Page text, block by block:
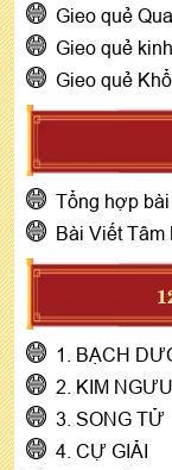
Gieo quẻ
Gieo quẻ
Gieo quẻ
Tổng hợp
Bài Viết Tâm
1. BẠCH
2. KIM NGƯU
3. SONG TỬ
4. CỰ GIẢI